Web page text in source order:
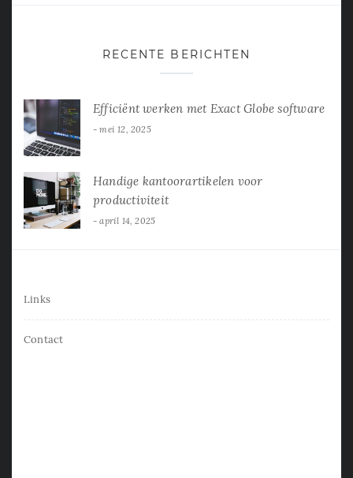
RECENTE BERICHTEN
Efficiënt werken met Exact Globe software
mei 12, 2025
Handige kantoorartikelen voor
productiviteit
april 14, 2025
Links
Contact